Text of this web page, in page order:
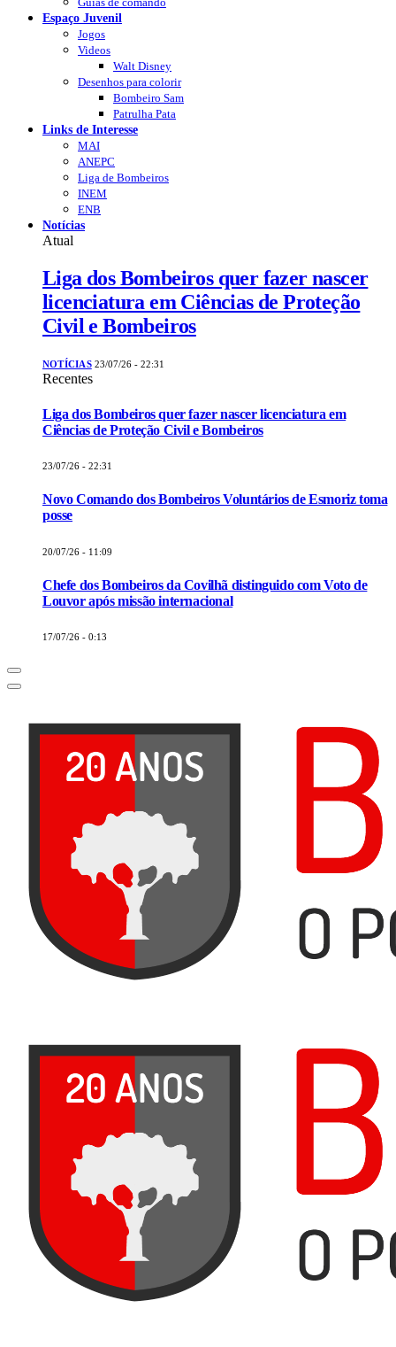
Espaço Juvenil
Jogos
Videos
Walt Disney
Desenhos para colorir
Bombeiro Sam
Patrulha Pata
Links de Interesse
MAI
ANEPC
Liga de Bombeiros
INEM
ENB
Notícias
Atual
Liga dos Bombeiros quer fazer nascer
licenciatura em Ciências de Proteção
Civil e Bombeiros
NOTÍCIAS 23/07/26 - 22:31
Recentes
Liga dos Bombeiros quer fazer nascer licenciatura em
Ciências de Proteção Civil e Bombeiros
23/07/26 - 22:31
Novo Comando dos Bombeiros Voluntários de Esmoriz toma
posse
20/07/26 - 11:09
Chefe dos Bombeiros da Covilhã distinguido com Voto de
Louvor após missão internacional
17/07/26 - 0:13